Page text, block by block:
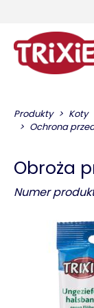
Produkty Koty
Ochrona
Obroża
Numer